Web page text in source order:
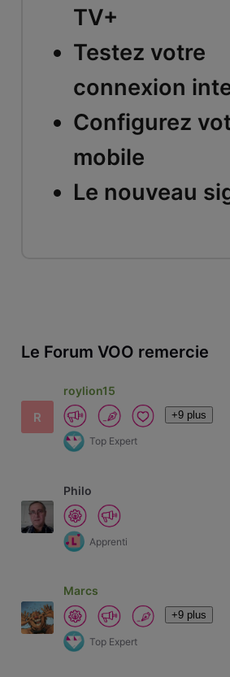
TV+
Testez votre
connexion
Configurez
mobile
Le nouveau
Le Forum VOO remercie
R
roylion15
+9 plus
Top Expert
Philo
Apprenti
Marcs
+9 plus
Top Expert